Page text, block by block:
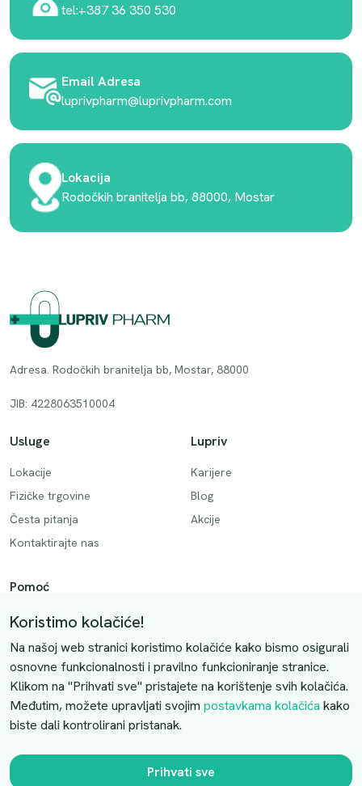
tel:+387 36 350 530
Email Adresa
luprivpharm@luprivpharm.com
Lokacija
Rodočkih branitelja bb, 88000, Mostar
Adresa. Rodočkih branitelja bb, Mostar, 88000
JIB: 4228063510004
Usluge
Lokacije
Fizičke trgovine
Česta pitanja
Kontaktirajte nas
Lupriv
Karijere
Blog
Akcije
Pomoć
Način plaćanja
Dostava
Povrati i otkazivanje
Uslovi kupovine
Kontaktirajte nas
Slobodno nas kontaktirajte putem e-maila:
Koristimo kolačiće!
Na našoj web stranici koristimo kolačiće kako bismo osigurali
osnovne funkcionalnosti i pravilno funkcioniranje stranice.
Klikom na "Prihvati sve" pristajete na korištenje svih kolačića.
Međutim, možete upravljati svojim postavkama kolačića kako
biste dali kontrolirani pristanak.
Prihvati sve